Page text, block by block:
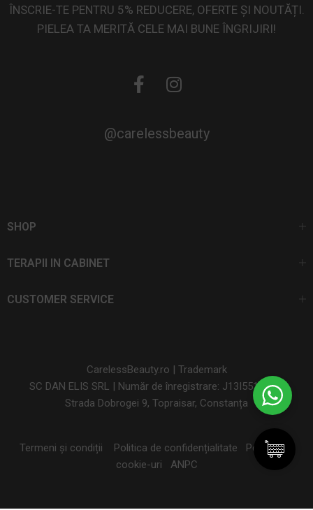
ÎNSCRIE-TE PENTRU 5% REDUCERE, OFERTE ȘI NOUTĂȚI.
PIELEA TA MERITĂ CELE MAI BUNE ÎNGRIJIRI!
@carelessbeauty
SHOP
TERAPII IN CABINET
CUSTOMER SERVICE
CarelessBeauty.ro | Trademark
SC DAN ELIS SRL | Număr de înregistrare: J13I551I1992
Strada Dobrogei 9, Topraisar, Constanța
Termeni și condiții Politica de confidențialitate
Politica de
cookie-uri
ANPC